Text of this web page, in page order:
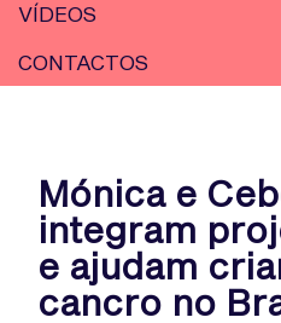
VÍDEOS
CONTACTOS
Mónica e
integram
e ajudam
cancro no